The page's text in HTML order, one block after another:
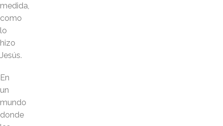
medida,
como
lo
hizo
Jesús.
En
un
mundo
donde